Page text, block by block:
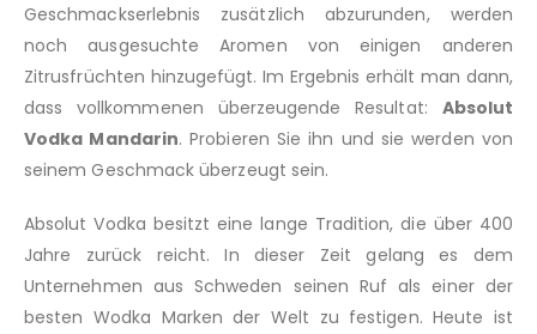
Geschmackserlebnis zusätzlich abzurunden, werden
noch ausgesuchte Aromen von einigen anderen
Zitrusfrüchten hinzugefügt. Im Ergebnis erhält man dann,
dass vollkommenen überzeugende Resultat: Absolut
Vodka Mandarin. Probieren Sie ihn und sie werden von
seinem Geschmack überzeugt sein.
Absolut Vodka besitzt eine lange Tradition, die über 400
Jahre zurück reicht. In dieser Zeit gelang es dem
Unternehmen aus Schweden seinen Ruf als einer der
besten Wodka Marken der Welt zu festigen. Heute ist